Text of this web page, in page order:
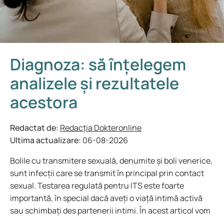
Diagnoza: să înțelegem
analizele și rezultatele
acestora
Redactat de: Redacția Dokteronline
Ultima actualizare: 06-08-2026
Bolile cu transmitere sexuală, denumite și boli venerice,
sunt infecții care se transmit în principal prin contact
sexual. Testarea regulată pentru ITS este foarte
importantă, în special dacă aveți o viață intimă activă
sau schimbați des partenerii intimi. În acest articol vom